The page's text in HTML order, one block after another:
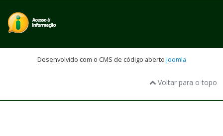
Desenvolvido com o CMS de código aberto Joomla
Voltar para o topo